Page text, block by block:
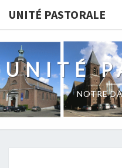
content
UNITÉ PASTORALE
UNITÉ
NOTRE